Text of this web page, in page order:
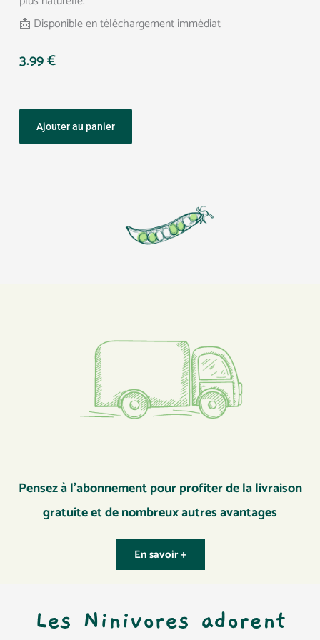
📩 Disponible en téléchargement immédiat
3.99€
Ajouter au panier
Pensez à l’abonnement pour profiter de la livraison
gratuite et de nombreux autres avantages
En savoir +
Les Ninivores adorent